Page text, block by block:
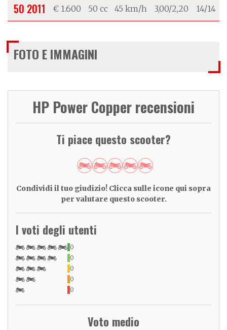
50 2011 € 1.600 50 cc 45 km/h 3,00/2,20 14/14
FOTO E IMMAGINI
HP Power Copper recensioni
Ti piace questo scooter?
Condividi il tuo giudizio! Clicca sulle icone qui sopra
per valutare questo scooter.
I voti degli utenti
0
0
0
0
0
Voto medio